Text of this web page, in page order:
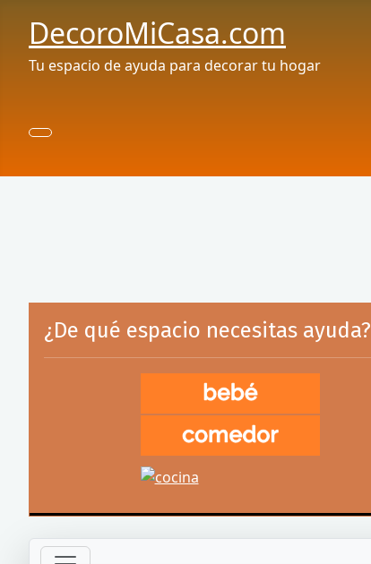
DecoroMiCasa.com
Tu espacio de ayuda para decorar tu hogar
¿De qué espacio necesitas ayuda?